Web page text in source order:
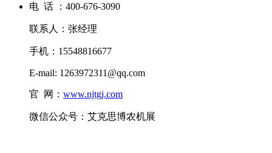
电 话 ：400-676-3090
联系人：张经理
手机：15548816677
E-mail: 1263972311@qq.com
官 网： www.njtgj.com
微信公众号： 艾克思博农机展